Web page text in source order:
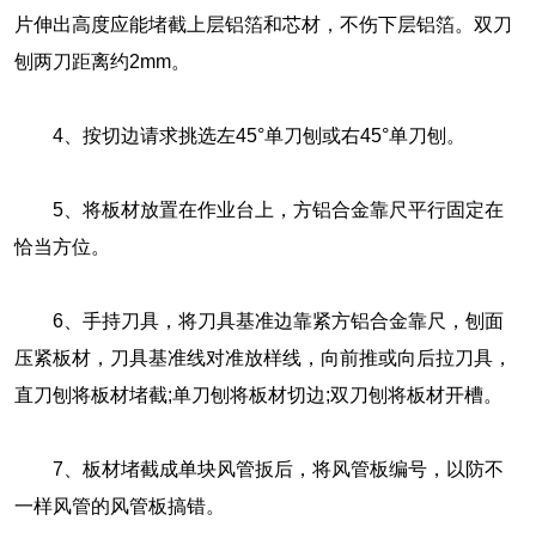
片伸出高度应能堵截上层铝箔和芯材，不伤下层铝箔。双刀
刨两刀距离约2mm。
4、按切边请求挑选左45°单刀刨或右45°单刀刨。
5、将板材放置在作业台上，方铝合金靠尺平行固定在
恰当方位。
6、手持刀具，将刀具基准边靠紧方铝合金靠尺，刨面
压紧板材，刀具基准线对准放样线，向前推或向后拉刀具，
直刀刨将板材堵截;单刀刨将板材切边;双刀刨将板材开槽。
7、板材堵截成单块风管扳后，将风管板编号，以防不
一样风管的风管板搞错。